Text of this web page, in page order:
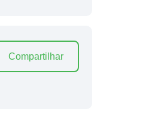
Compartilhar